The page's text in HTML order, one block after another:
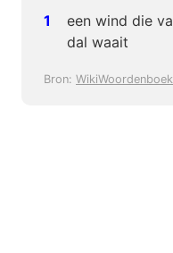
een wind die
dal waait
Bron: WikiWoordenboek